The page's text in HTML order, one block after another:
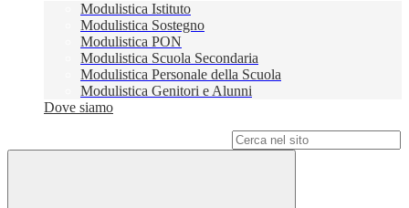
Modulistica Istituto
Modulistica Sostegno
Modulistica PON
Modulistica Scuola Secondaria
Modulistica Personale della Scuola
Modulistica Genitori e Alunni
Dove siamo